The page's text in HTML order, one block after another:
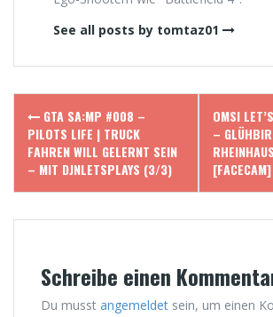
See all posts by tomtaz01
Post
navigation
GTA SA:MP #008 –
PILOTS LIFE | TRUCK
FAHREN WILL GELERNT SEIN
– MIT DJNLETSPLAYS (3/3)
OMSI
–
Schreibe einen
Du musst angemeldet sein, um einen